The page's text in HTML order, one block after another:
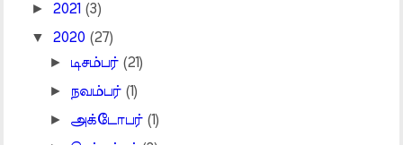
► 2021 (3)
▼ 2020 (27)
► டிசம்பர் (21)
► நவம்பர் (1)
► அக்டோபர் (1)